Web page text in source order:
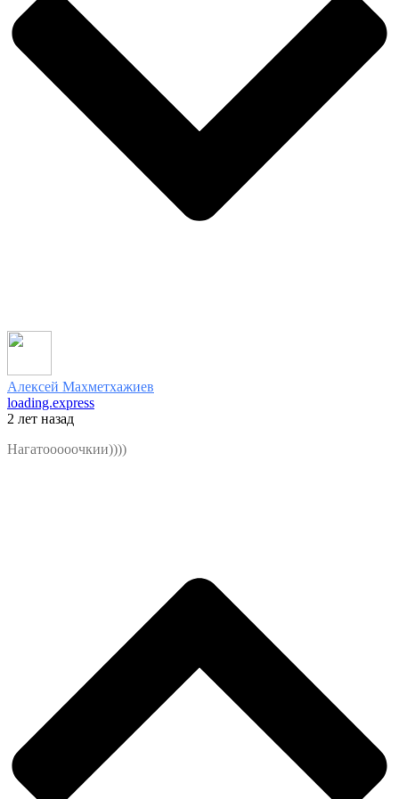
Алексей Махметхажиев
loading.express
2 лет назад
Нагатооооочкии))))